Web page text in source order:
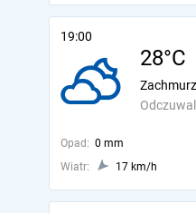
19:00
28°C
Opad: 0 mm
Wiatr:
17 km/h